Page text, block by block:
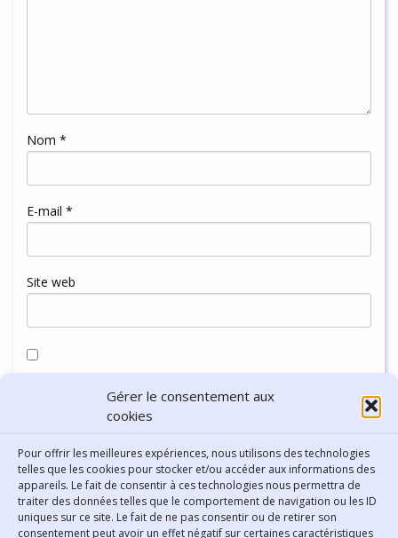
Gérer le consentement aux
cookies
Pour offrir les meilleures expériences, nous utilisons des technologies
telles que les cookies pour stocker et/ou accéder aux informations des
appareils. Le fait de consentir à ces technologies nous permettra de
traiter des données telles que le comportement de navigation ou les ID
uniques sur ce site. Le fait de ne pas consentir ou de retirer son
consentement peut avoir un effet négatif sur certaines caractéristiques
Nom *
E-mail *
Site web
navigateur pour mon prochain commentaire.